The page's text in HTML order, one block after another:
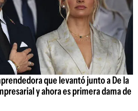
que levantó junto a De la
y ahora es primera dama de